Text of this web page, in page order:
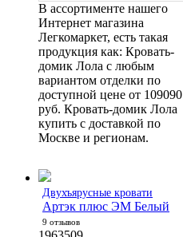
В ассортименте нашего
Интернет магазина
Легкомаркет, есть такая
продукция как: Кровать-
домик Лола с любым
вариантом отделки по
доступной цене от 109090
руб. Кровать-домик Лола
купить с доставкой по
Москве и регионам.
Двухъярусные кровати
Артэк плюс ЭМ Белый
9 отзывов